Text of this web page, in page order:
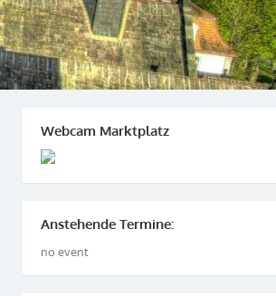
Webcam Marktplatz
Anstehende Termine:
no event